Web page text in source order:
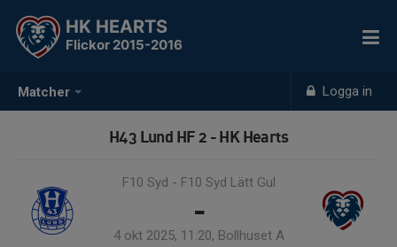
Matcher Logga in
HK HEARTS
Flickor 2015-2016
H43 Lund HF 2 - HK Hearts
F10 Syd - F10 Syd Lätt Gul
-
4 okt 2025, 11:20, Bollhuset A